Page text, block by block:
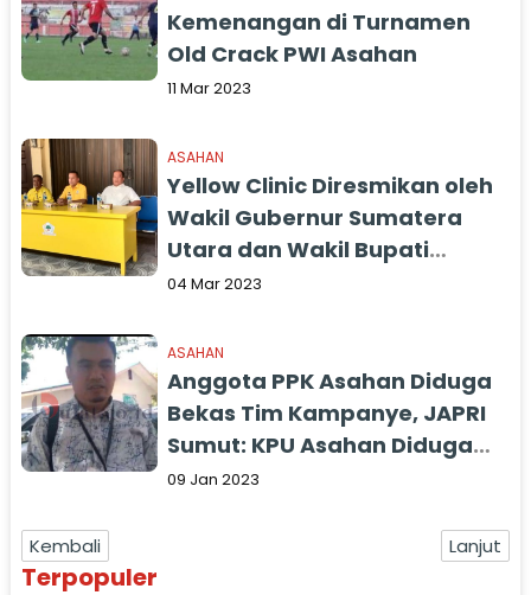
Kemenangan di Turnamen
Old Crack PWI Asahan
11 Mar 2023
ASAHAN
Yellow Clinic Diresmikan oleh
Wakil Gubernur Sumatera
Utara dan Wakil Bupati
Asahan
04 Mar 2023
ASAHAN
Anggota PPK Asahan Diduga
Bekas Tim Kampanye, JAPRI
Sumut: KPU Asahan Diduga
Tidak Profesional
09 Jan 2023
Kembali Lanjut
Terpopuler